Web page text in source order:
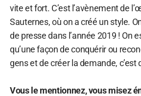
vite et fort. C’est l’avènement de
Sauternes, où on a créé un style.
de presse dans l’année 2019 ! On
qu’une façon de conquérir ou
gens et de créer la demande, c’est
Vous le mentionnez, vous misez